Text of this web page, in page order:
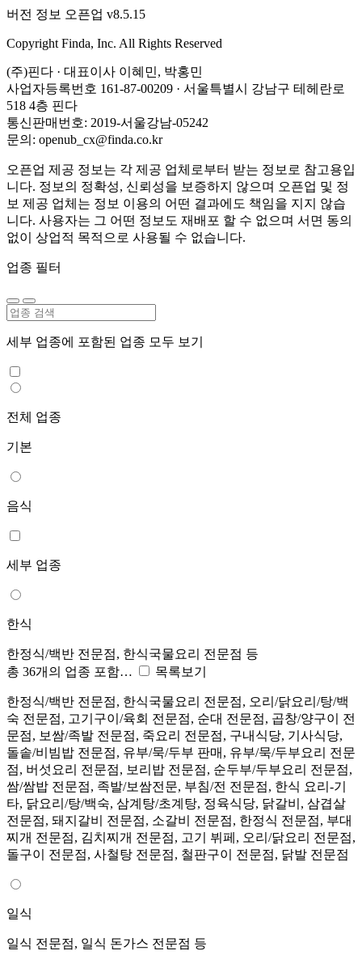
버전 정보 오픈업 v8.5.15
Copyright Finda, Inc. All Rights Reserved
(주)핀다 · 대표이사 이혜민, 박홍민
사업자등록번호 161-87-00209 · 서울특별시 강남구 테헤란로
518 4층 핀다
통신판매번호: 2019-서울강남-05242
문의: openub_cx@finda.co.kr
오픈업 제공 정보는 각 제공 업체로부터 받는 정보로 참고용입
니다. 정보의 정확성, 신뢰성을 보증하지 않으며 오픈업 및 정
보 제공 업체는 정보 이용의 어떤 결과에도 책임을 지지 않습
니다. 사용자는 그 어떤 정보도 재배포 할 수 없으며 서면 동의
없이 상업적 목적으로 사용될 수 없습니다.
업종 필터
세부 업종에 포함된 업종 모두 보기
전체 업종
기본
음식
세부 업종
한식
한정식/백반 전문점, 한식국물요리 전문점 등
총 36개의 업종 포함…
목록보기
한정식/백반 전문점, 한식국물요리 전문점, 오리/닭요리/탕/백
숙 전문점, 고기구이/육회 전문점, 순대 전문점, 곱창/양구이 전
문점, 보쌈/족발 전문점, 죽요리 전문점, 구내식당, 기사식당,
돌솥/비빔밥 전문점, 유부/묵/두부 판매, 유부/묵/두부요리 전문
점, 버섯요리 전문점, 보리밥 전문점, 순두부/두부요리 전문점,
쌈/쌈밥 전문점, 족발/보쌈전문, 부침/전 전문점, 한식 요리-기
타, 닭요리/탕/백숙, 삼계탕/초계탕, 정육식당, 닭갈비, 삼겹살
전문점, 돼지갈비 전문점, 소갈비 전문점, 한정식 전문점, 부대
찌개 전문점, 김치찌개 전문점, 고기 뷔페, 오리/닭요리 전문점,
돌구이 전문점, 사철탕 전문점, 철판구이 전문점, 닭발 전문점
일식
일식 전문점, 일식 돈가스 전문점 등